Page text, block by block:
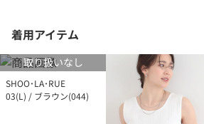
着用アイテム
取り扱いなし
SHOO･LA･RUE
03(L) / ブラウン(044)